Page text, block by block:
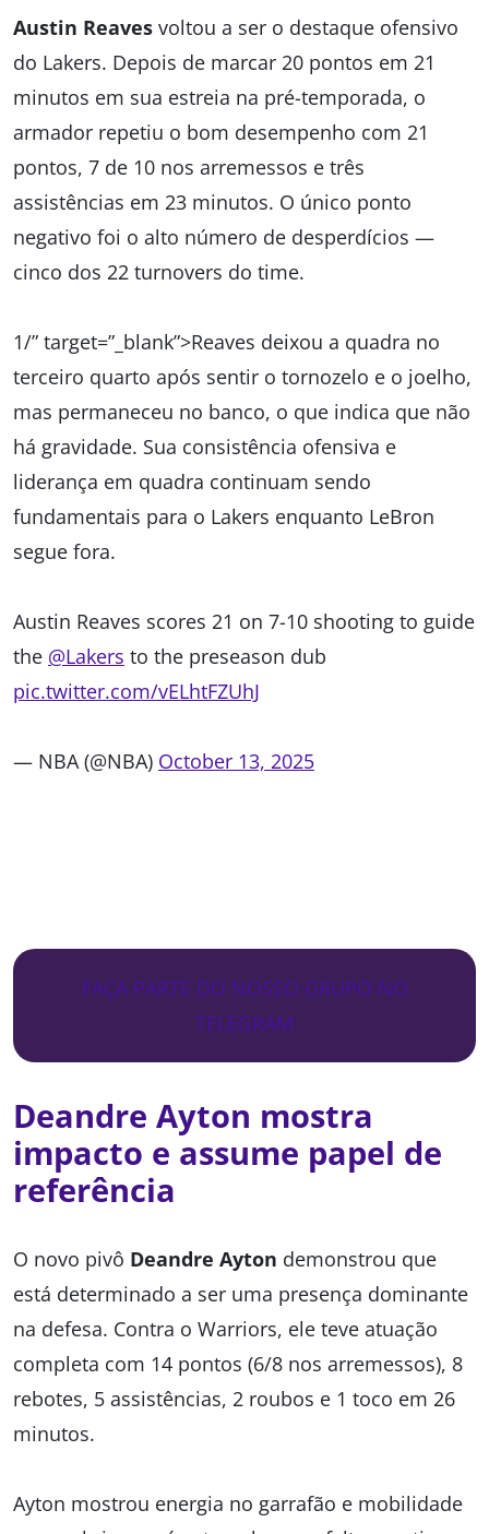
Austin Reaves voltou a ser o destaque ofensivo
do Lakers. Depois de marcar 20 pontos em 21
minutos em sua estreia na pré-temporada, o
armador repetiu o bom desempenho com 21
pontos, 7 de 10 nos arremessos e três
assistências em 23 minutos. O único ponto
negativo foi o alto número de desperdícios —
cinco dos 22 turnovers do time.
1/” target=”_blank”>Reaves deixou a quadra no
terceiro quarto após sentir o tornozelo e o joelho,
mas permaneceu no banco, o que indica que não
há gravidade. Sua consistência ofensiva e
liderança em quadra continuam sendo
fundamentais para o Lakers enquanto LeBron
segue fora.
Austin Reaves scores 21 on 7-10 shooting to guide
the @Lakers to the preseason dub
pic.twitter.com/vELhtFZUhJ
— NBA (@NBA) October 13, 2025
FAÇA PARTE DO NOSSO GRUPO NO
TELEGRAM
Deandre Ayton mostra
impacto e assume papel de
referência
O novo pivô Deandre Ayton demonstrou que
está determinado a ser uma presença dominante
na defesa. Contra o Warriors, ele teve atuação
completa com 14 pontos (6/8 nos arremessos), 8
rebotes, 5 assistências, 2 roubos e 1 toco em 26
minutos.
Ayton mostrou energia no garrafão e mobilidade